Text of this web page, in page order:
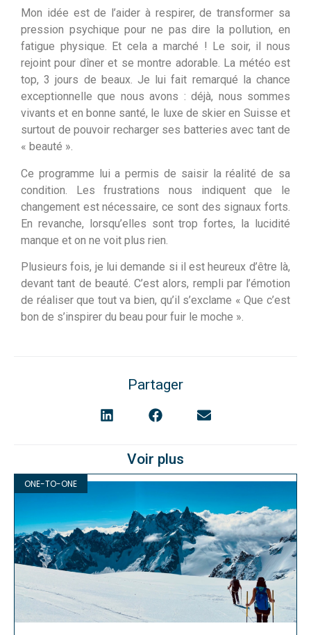
Mon idée est de l’aider à respirer, de transformer sa
pression psychique pour ne pas dire la pollution, en
fatigue physique. Et cela a marché ! Le soir, il nous
rejoint pour dîner et se montre adorable. La météo est
top, 3 jours de beaux. Je lui fait remarqué la chance
exceptionnelle que nous avons : déjà, nous sommes
vivants et en bonne santé, le luxe de skier en Suisse et
surtout de pouvoir recharger ses batteries avec tant de
« beauté ».
Ce programme lui a permis de saisir la réalité de sa
condition. Les frustrations nous indiquent que le
changement est nécessaire, ce sont des signaux forts.
En revanche, lorsqu’elles sont trop fortes, la lucidité
manque et on ne voit plus rien.
Plusieurs fois, je lui demande si il est heureux d’être là,
devant tant de beauté. C’est alors, rempli par l’émotion
de réaliser que tout va bien, qu’il s’exclame « Que c’est
bon de s’inspirer du beau pour fuir le moche ».
Partager
Voir plus
ONE-TO-ONE